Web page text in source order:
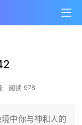
阅读 978
中你与神和人的